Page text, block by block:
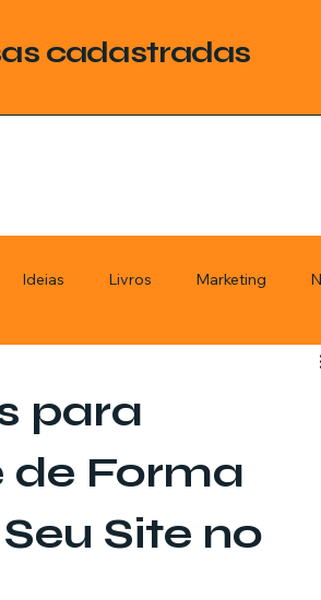
cadastradas
Ideias Livros Marketing
Educação
Família Casa de leilões Barbearia
para
de Forma
Site no